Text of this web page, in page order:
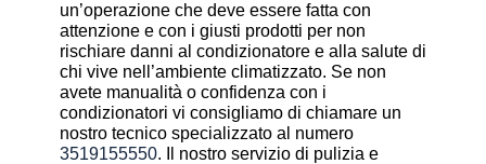
un’operazione che deve essere fatta con
attenzione e con i giusti prodotti per non
rischiare danni al condizionatore e alla salute di
chi vive nell’ambiente climatizzato. Se non
avete manualità o confidenza con i
condizionatori vi consigliamo di chiamare un
nostro tecnico specializzato al numero
3519155550. Il nostro servizio di pulizia e